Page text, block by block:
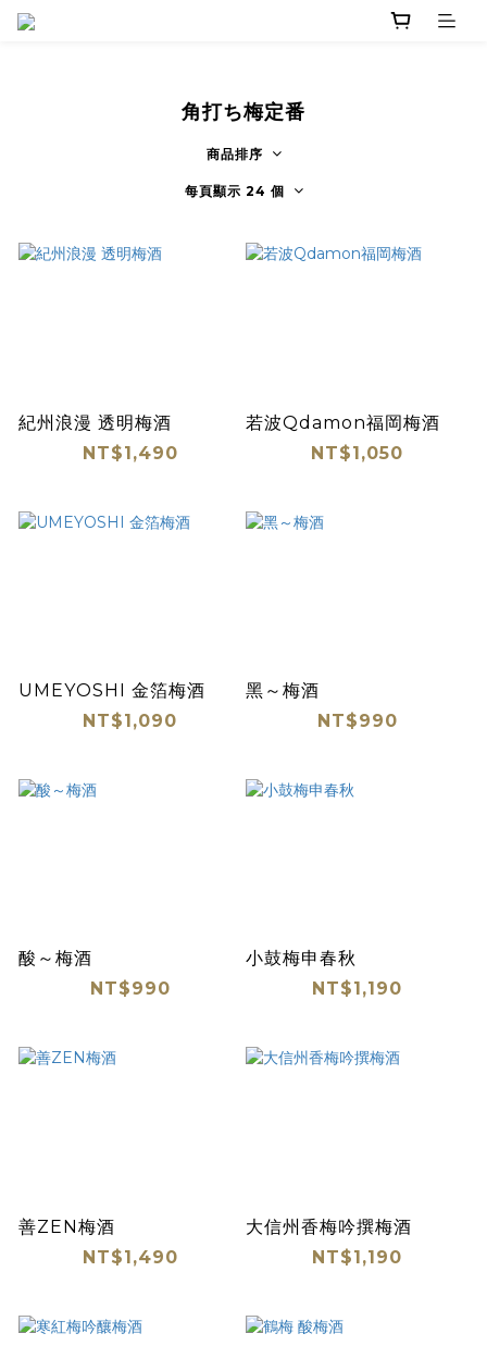
角打ち梅定番
商品排序
每頁顯示 24 個
紀州浪漫 透明梅酒
NT$1,490
若波Qdamon福岡梅酒
NT$1,050
UMEYOSHI 金箔梅酒
NT$1,090
黑～梅酒
NT$990
酸～梅酒
NT$990
小鼓梅申春秋
NT$1,190
善ZEN梅酒
NT$1,490
大信州香梅吟撰梅酒
NT$1,190